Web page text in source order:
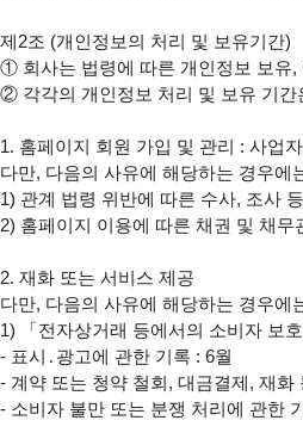
제2조 (개인정보의 처리 및 보유기간)
① 회사는 법령에 따른 개인정보 보유,
② 각각의 개인정보 처리 및 보유 기간
1. 홈페이지 회원 가입 및 관리 : 사업
다만, 다음의 사유에 해당하는 경우에
1) 관계 법령 위반에 따른 수사, 조사
2) 홈페이지 이용에 따른 채권 및 채
2. 재화 또는 서비스 제공
다만, 다음의 사유에 해당하는 경우에
1) 「전자상거래 등에서의 소비자 보
- 표시․광고에 관한 기록 : 6월
- 계약 또는 청약 철회, 대금결제, 재화
- 소비자 불만 또는 분쟁 처리에 관한